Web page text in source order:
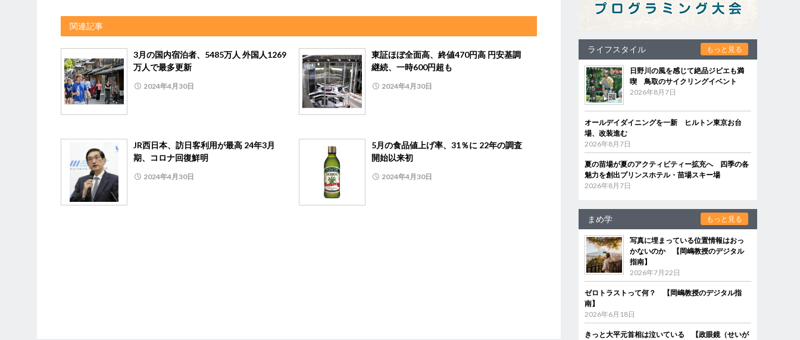
関連記事
3月の国内宿泊者、5485万人 外国人1269
万人で最多更新
2024年4月30日
東証ほぼ全面高、終値470円高 円安基調
継続、一時600円超も
2024年4月30日
JR西日本、訪日客利用が最高 24年3月
期、コロナ回復鮮明
2024年4月30日
5月の食品値上げ率、31％に 22年の調査
開始以来初
2024年4月30日
ライフスタイル もっと見る
日野川の風を感じて絶品ジビエも満
喫 鳥取のサイクリングイベント
2026年8月7日
オールデイダイニングを一新 ヒルトン東京お台
場、改装進む
2026年8月7日
夏の苗場が夏のアクティビティー拡充へ 四季の各
魅力を創出プリンスホテル・苗場スキー場
2026年8月7日
まめ学 もっと見る
写真に埋まっている位置情報はおっ
かないのか 【岡嶋教授のデジタル
指南】
2026年7月22日
ゼロトラストって何？ 【岡嶋教授のデジタル指
南】
2026年6月18日
きっと大平元首相は泣いている 【政眼鏡（せいが